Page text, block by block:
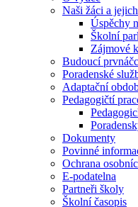
Naši žáci a
Úspěchy
Školní
Zájmové
Budoucí
Poradenské
Adaptační
Pedagogičtí
Dokumenty
Povinné
Ochrana
E-podatelna
Partneři školy
Školní časopis